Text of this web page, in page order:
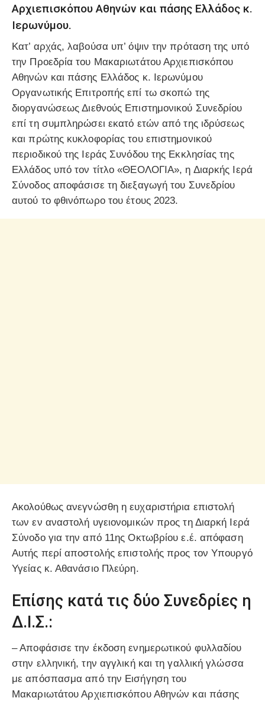
Αρχιεπισκόπου Αθηνών και πάσης Ελλάδος κ.
Ιερωνύμου.
Κατ’ αρχάς, λαβούσα υπ’ όψιν την πρόταση της υπό
την Προεδρία του Μακαριωτάτου Αρχιεπισκόπου
Αθηνών και πάσης Ελλάδος κ. Ιερωνύμου
Οργανωτικής Επιτροπής επί τω σκοπώ της
διοργανώσεως Διεθνούς Επιστημονικού Συνεδρίου
επί τη συμπληρώσει εκατό ετών από της ιδρύσεως
και πρώτης κυκλοφορίας του επιστημονικού
περιοδικού της Ιεράς Συνόδου της Εκκλησίας της
Ελλάδος υπό τον τίτλο «ΘΕΟΛΟΓΙΑ», η Διαρκής Ιερά
Σύνοδος αποφάσισε τη διεξαγωγή του Συνεδρίου
αυτού το φθινόπωρο του έτους 2023.
Ακολούθως ανεγνώσθη η ευχαριστήρια επιστολή
των εν αναστολή υγειονομικών προς τη Διαρκή Ιερά
Σύνοδο για την από 11ης Οκτωβρίου ε.έ. απόφαση
Αυτής περί αποστολής επιστολής προς τον Υπουργό
Υγείας κ. Αθανάσιο Πλεύρη.
Επίσης κατά τις δύο Συνεδρίες η
Δ.Ι.Σ.:
– Αποφάσισε την έκδοση ενημερωτικού φυλλαδίου
στην ελληνική, την αγγλική και τη γαλλική γλώσσα
με απόσπασμα από την Εισήγηση του
Μακαριωτάτου Αρχιεπισκόπου Αθηνών και πάσης